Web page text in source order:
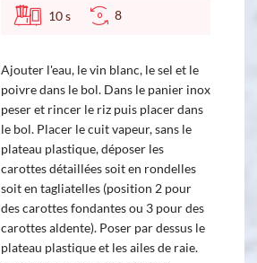
10s 8
Ajouter l'eau, le vin blanc, le sel et le
poivre dans le bol. Dans le panier inox
peser et rincer le riz puis placer dans
le bol. Placer le cuit vapeur, sans le
plateau plastique, déposer les
carottes détaillées soit en rondelles
soit en tagliatelles (position 2 pour
des carottes fondantes ou 3 pour des
carottes aldente). Poser par dessus le
plateau plastique et les ailes de raie.